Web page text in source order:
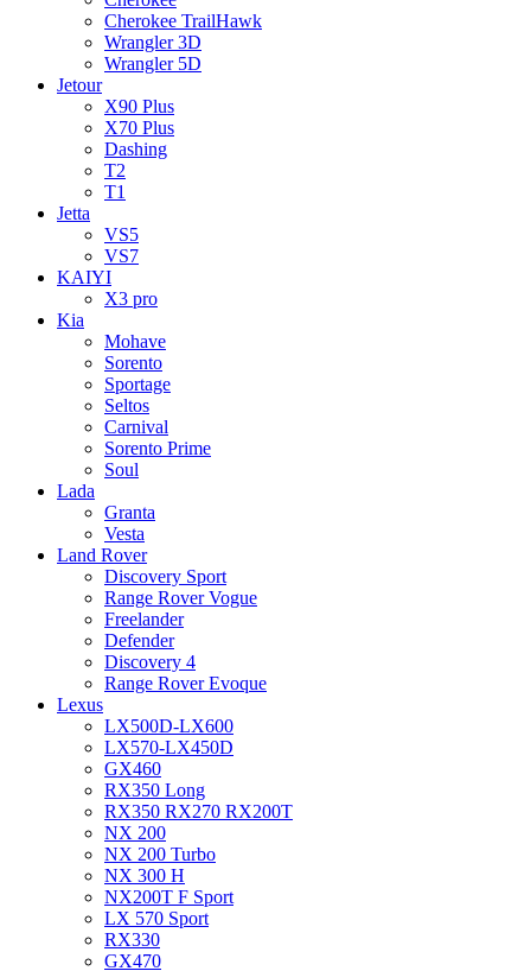
Cherokee TrailHawk
Wrangler 3D
Wrangler 5D
Jetour
X90 Plus
X70 Plus
Dashing
T2
T1
Jetta
VS5
VS7
KAIYI
X3 pro
Kia
Mohave
Sorento
Sportage
Seltos
Carnival
Sorento Prime
Soul
Lada
Granta
Vesta
Land Rover
Discovery Sport
Range Rover Vogue
Freelander
Defender
Discovery 4
Range Rover Evoque
Lexus
LX500D-LX600
LX570-LX450D
GX460
RX350 Long
RX350 RX270 RX200T
NX 200
NX 200 Turbo
NX 300 H
NX200T F Sport
LX 570 Sport
RX330
GX470